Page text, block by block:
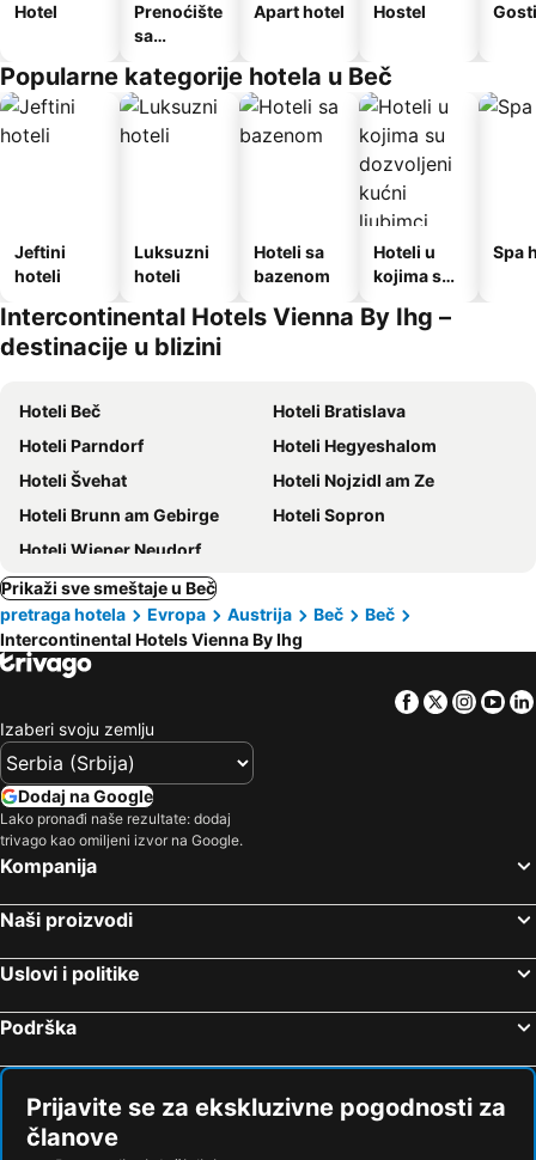
Hotel
Prenoćište
sa
Apart hotel Hostel
Popularne kategorije hotela u Beč
Jeftini
hoteli
Luksuzni
hoteli
Hoteli sa
bazenom
Hoteli u
kojima su
kućni
Spa
Intercontinental Hotels Vienna By Ihg –
destinacije u blizini
Hoteli Beč
Hoteli Bratislava
Hoteli Parndorf
Hoteli Hegyeshalom
Hoteli Švehat
Hoteli Nojzidl am Ze
Hoteli Brunn am Gebirge
Hoteli Sopron
Hoteli Wiener Neudorf
Prikaži sve smeštaje u Beč
pretraga hotela
Evropa Austrija Beč
Beč
Intercontinental Hotels Vienna By Ihg
Facebook
Twitter
Izaberi svoju zemlju
Dodaj na Google
Lako pronađi naše rezultate: dodaj
trivago kao omiljeni izvor na Google.
Kompanija
Naši proizvodi
Uslovi i politike
Podrška
Prijavite se za ekskluzivne pogodnosti za
članove